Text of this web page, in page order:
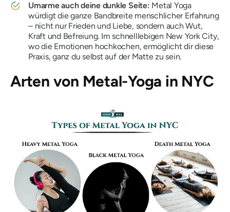
Umarme auch deine dunkle Seite: Metal Yoga
würdigt die ganze Bandbreite menschlicher Erfahrung
– nicht nur Frieden und Liebe, sondern auch Wut,
Kraft und Befreiung. Im schnelllebigen New York City,
wo die Emotionen hochkochen, ermöglicht dir diese
Praxis, ganz du selbst auf der Matte zu sein.
Arten von Metal-Yoga in NYC